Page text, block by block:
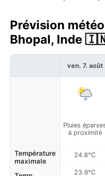
Prévision
Bhopal, Inde
Température
maximale
ven. 7. août
Pluies
à proximité
24.8°C
23.9°C